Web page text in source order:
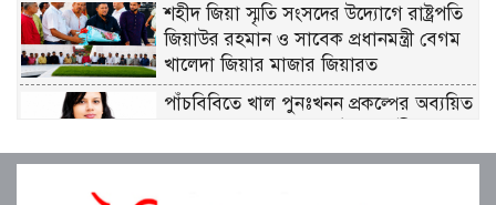
শহীদ জিয়া স্মৃতি সংসদের উদ্যোগে রাষ্ট্রপতি
জিয়াউর রহমান ও সাবেক প্রধানমন্ত্রী বেগম
খালেদা জিয়ার মাজার জিয়ারত
পাঁচবিবিতে খাল পুনঃখনন প্রকল্পের অব্যয়িত
কোষাগারে ফেরত দিলেন ইউএনও